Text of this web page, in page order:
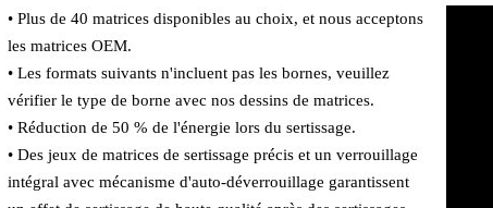
• Plus de 40 matrices disponibles au choix, et nous acceptons
les matrices OEM.
• Les formats suivants n'incluent pas les bornes, veuillez
vérifier le type de borne avec nos dessins de matrices.
• Réduction de 50 % de l'énergie lors du sertissage.
• Des jeux de matrices de sertissage précis et un verrouillage
intégral avec mécanisme d'auto-déverrouillage garantissent